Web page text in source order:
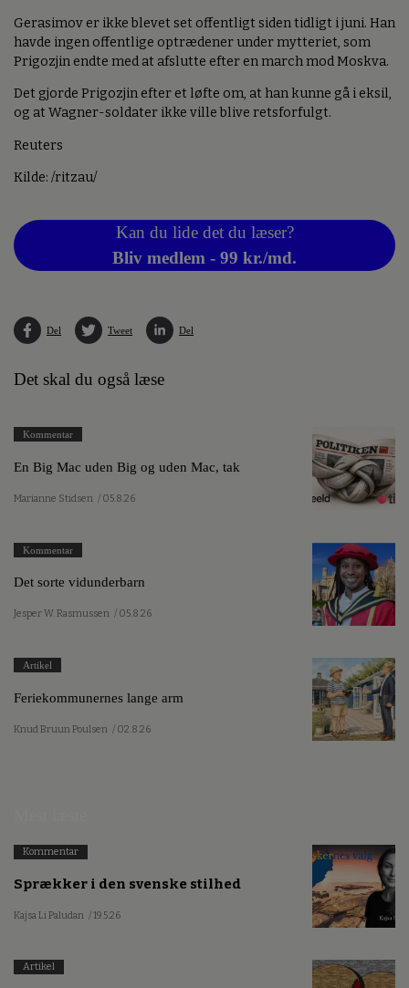
Gerasimov er ikke blevet set offentligt siden tidligt i juni. Han
havde ingen offentlige optrædener under mytteriet, som
Prigozjin endte med at afslutte efter en march mod Moskva.
Det gjorde Prigozjin efter et løfte om, at han kunne gå i eksil,
og at Wagner-soldater ikke ville blive retsforfulgt.
Reuters
Kilde: /ritzau/
Kan du lide det du læser?
Bliv medlem - 99 kr./md.
Del Tweet Del
Det skal du også læse
Kommentar
En Big Mac uden Big og uden Mac, tak
Marianne Stidsen / 05.8.26
Kommentar
Det sorte vidunderbarn
Jesper W. Rasmussen / 05.8.26
Artikel
Feriekommunernes lange arm
Knud Bruun Poulsen / 02.8.26
Kommentar
Sprækker i den svenske stilhed
Kajsa Li Paludan / 19.5.26
Artikel